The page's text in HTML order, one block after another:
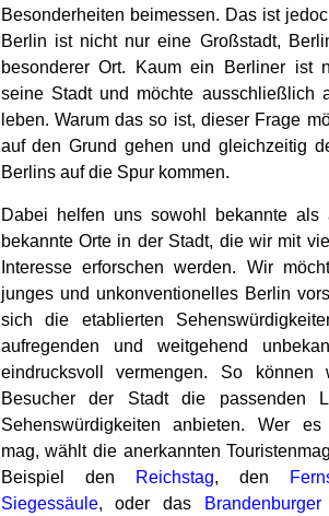
Besonderheiten beimessen. Das ist
Berlin ist nicht nur eine Großstadt,
besonderer Ort. Kaum ein Berliner ist
seine Stadt und möchte ausschließlich
leben. Warum das so ist, dieser Frage
auf den Grund gehen und gleichzeitig
Berlins auf die Spur kommen.
Dabei helfen uns sowohl bekannte als
bekannte Orte in der Stadt, die wir mit
Interesse erforschen werden. Wir
junges und unkonventionelles Berlin
sich die etablierten
aufregenden und weitgehend
eindrucksvoll vermengen. So können
Besucher der Stadt die passenden
Sehenswürdigkeiten anbieten. Wer es
mag, wählt die anerkannten
Beispiel den
Reichstag, den
Siegessäule, oder das Brandenburger